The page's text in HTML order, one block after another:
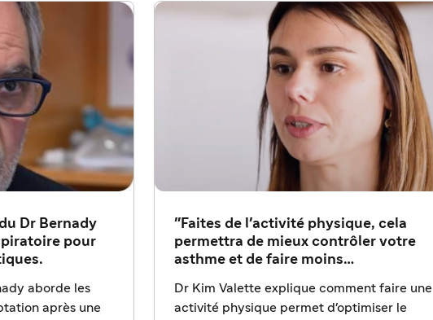
Dr Bernady
pour
aborde les
après une
"Faites de l'activité physique, cela
permettra de mieux contrôler votre
asthme et de faire moins
Dr Kim Valette explique comment faire une
activité physique permet d'optimiser le